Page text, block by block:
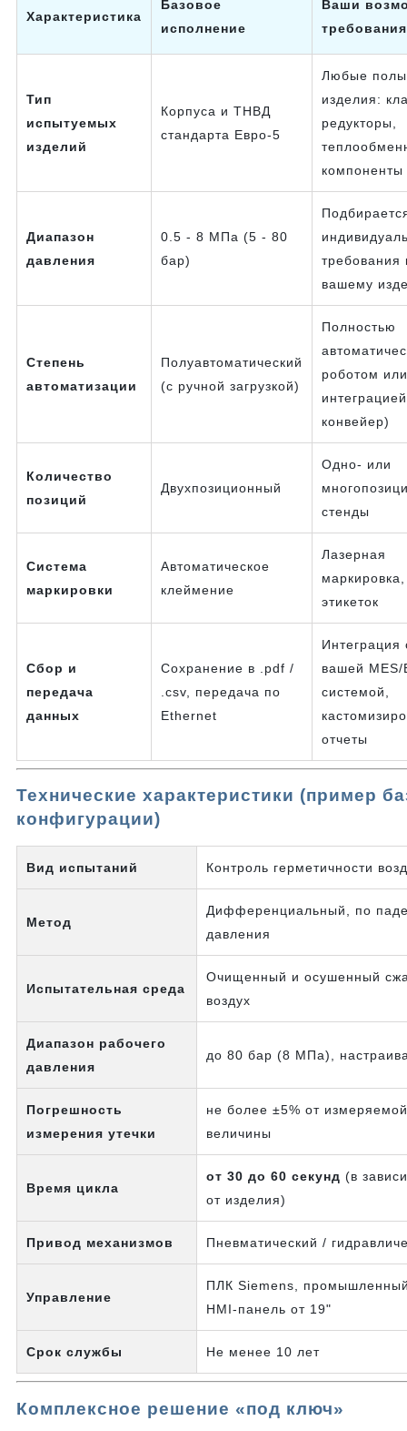
Характеристика
Базовое
исполнение
Ваши
требования
Тип
испытуемых
изделий
Корпуса и ТНВД
стандарта Евро-5
Любые
изделия:
редукторы,
Диапазон
давления
0.5 - 8 МПа (5 - 80
бар)
требования
вашему
Степень
автоматизации
Полуавтоматический
(с ручной загрузкой)
Полностью
роботом или
конвейер)
Количество
позиций
Двухпозиционный
Одно- или
стенды
Система
маркировки
Автоматическое
клеймение
Лазерная
этикеток
Сбор и
передача
данных
Сохранение в .pdf /
.csv, передача по
Ethernet
Интеграция
вашей MES/
системой,
отчеты
Технические характеристики (пример
конфигурации)
Вид испытаний Контроль герметичности
Метод
Дифференциальный, по
давления
Испытательная среда
Очищенный и осушенный
воздух
Диапазон рабочего
давления
до 80 бар (8 МПа),
Погрешность
измерения утечки
не более ±5% от измеряемой
величины
Время цикла
от 30 до 60 секунд (в
от изделия)
Привод механизмов Пневматический /
Управление
ПЛК Siemens,
HMI-панель от 19"
Срок службы Не менее 10 лет
Комплексное решение «под ключ»